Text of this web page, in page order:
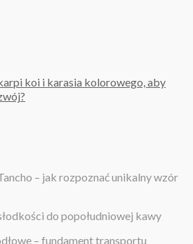
koi i karasia kolorowego, aby
– jak rozpoznać unikalny wzór
do popołudniowej kawy
– fundament transportu